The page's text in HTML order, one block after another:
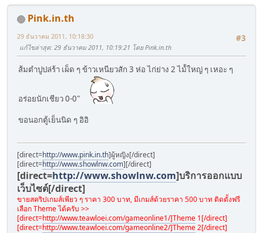
Pink.in.th
#3
29 ธันวาคม 2011, 10:18:30
แก้ไขล่าสุด: 29 ธันวาคม 2011, 10:19:21 โดย Pink.in.th
ส้มตำปูปล่ร้า เผ็ด ๆ ข้าวเหนียวสัก 3 ห่อ ไก่ย่าง 2 ไม้้ใหญ่ ๆ เหอะ ๆ
อร่อยนักเชียว 0-0"
ขอนอกตู้เย็นนิด ๆ อิอิ
[direct=http://www.pink.in.th]ผู้หญิง[/direct]
[direct=http://www.showlnw.com][/direct]
[direct=http://www.showlnw.com]บริการออกแบบ
เว็บไซต์[/direct]
ขายสคริปเกมส์เพียว ๆ ราคา 300 บาท, มีเกมส์ด้วยราคา 500 บาท ติดตั้งฟรี
เลือก Theme ได้ครับ >>
[direct=http://www.teawloei.com/gameonline1/]Theme 1[/direct]
[direct=http://www.teawloei.com/gameonline2/]Theme2[/direct]